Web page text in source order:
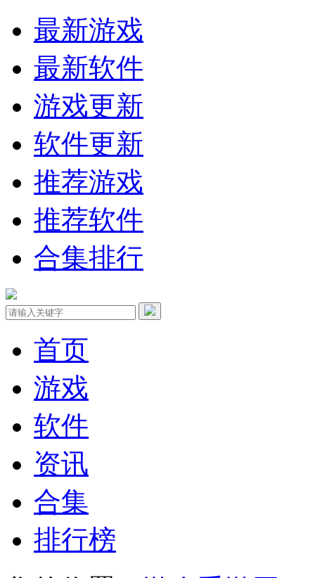
最新游戏
最新软件
游戏更新
软件更新
推荐游戏
推荐软件
合集排行
首页
游戏
软件
资讯
合集
排行榜